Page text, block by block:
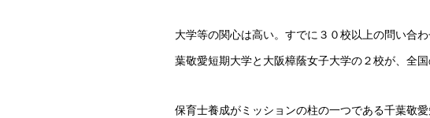
大学等の関心は高い。すでに３０校以上の問い合
葉敬愛短期大学と大阪樟蔭女子大学の２校が、全
保育士養成がミッションの柱の一つである千葉敬